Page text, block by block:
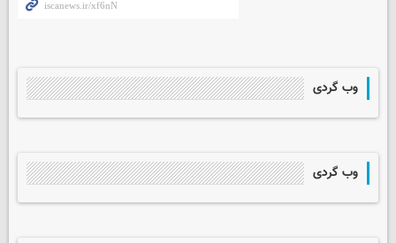
وب گردی
وب گردی